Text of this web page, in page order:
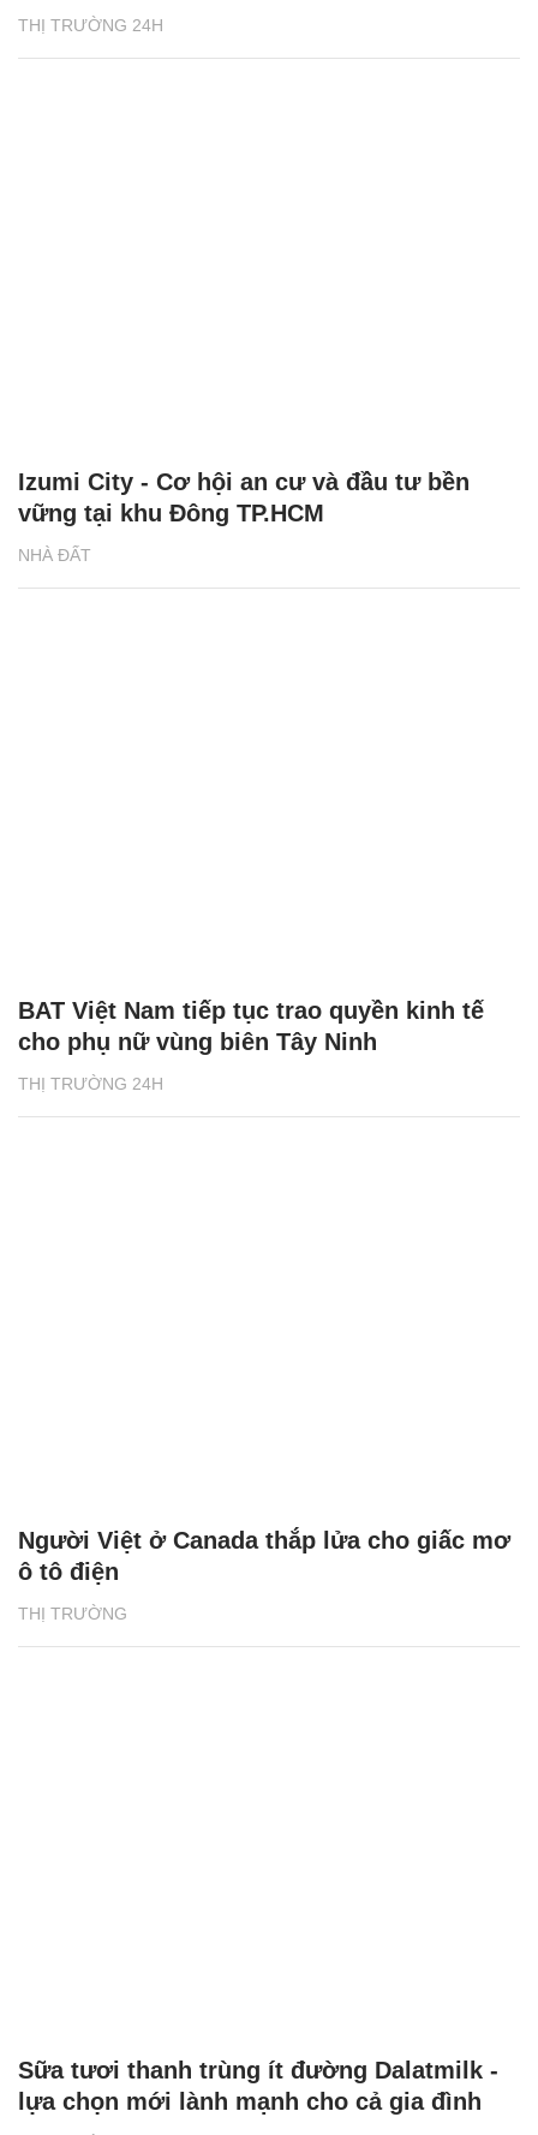
THỊ TRƯỜNG 24H
NHÀ ĐẤT
Izumi City - Cơ hội an cư và đầu tư bền
vững tại khu Đông TP.HCM
THỊ TRƯỜNG 24H
BAT Việt Nam tiếp tục trao quyền kinh tế
cho phụ nữ vùng biên Tây Ninh
THỊ TRƯỜNG
Người Việt ở Canada thắp lửa cho giấc mơ
ô tô điện
Sữa tươi thanh trùng ít đường Dalatmilk -
lựa chọn mới lành mạnh cho cả gia đình